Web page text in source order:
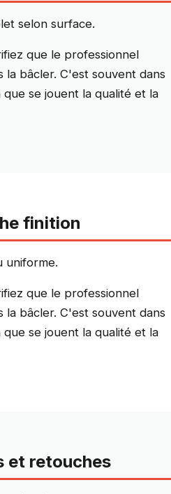
selon surface.
que le professionnel
bâcler. C'est souvent dans
se jouent la qualité et la
finition
uniforme.
que le professionnel
bâcler. C'est souvent dans
se jouent la qualité et la
et retouches